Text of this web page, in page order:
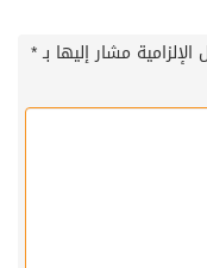
الإلزامية مشار إليها بـ*